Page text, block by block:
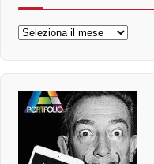
Archivi